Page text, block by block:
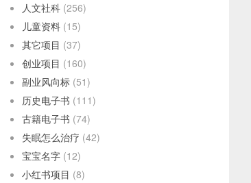
人文社科 (256)
儿童资料 (15)
其它项目 (37)
创业项目 (160)
副业风向标 (51)
历史电子书 (111)
古籍电子书 (74)
失眠怎么治疗 (42)
宝宝名字 (12)
小红书项目 (8)